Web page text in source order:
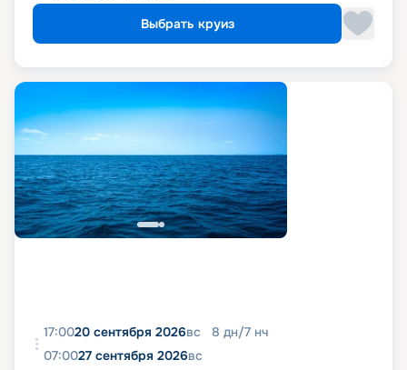
Выбрать круиз
17:0020 сентября 2026вс 8 дн/7 нч
07:0027 сентября 2026вс